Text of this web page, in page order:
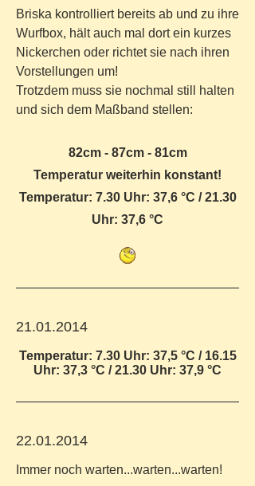
Briska kontrolliert bereits ab und zu ihre
Wurfbox, hält auch mal dort ein kurzes
Nickerchen oder richtet sie nach ihren
Vorstellungen um!
Trotzdem muss sie nochmal still halten
und sich dem Maßband stellen:
82cm - 87cm - 81cm
Temperatur weiterhin konstant!
Temperatur: 7.30 Uhr: 37,6 °C / 21.30
Uhr: 37,6 °C
21.01.2014
Temperatur: 7.30 Uhr: 37,5 °C / 16.15
Uhr: 37,3 °C / 21.30 Uhr: 37,9 °C
22.01.2014
Immer noch warten...warten...warten!